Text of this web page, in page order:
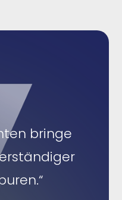
bringe